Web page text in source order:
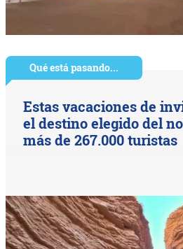
Qué está pasando...
Estas vacaciones de
el destino elegido del
más de 267.000 turistas